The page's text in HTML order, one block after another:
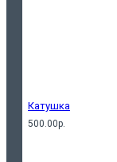
Катушка
500.00р.